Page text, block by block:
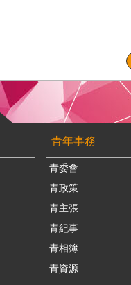
青年事務
青委會
青政策
青主張
青紀事
青相簿
青資源